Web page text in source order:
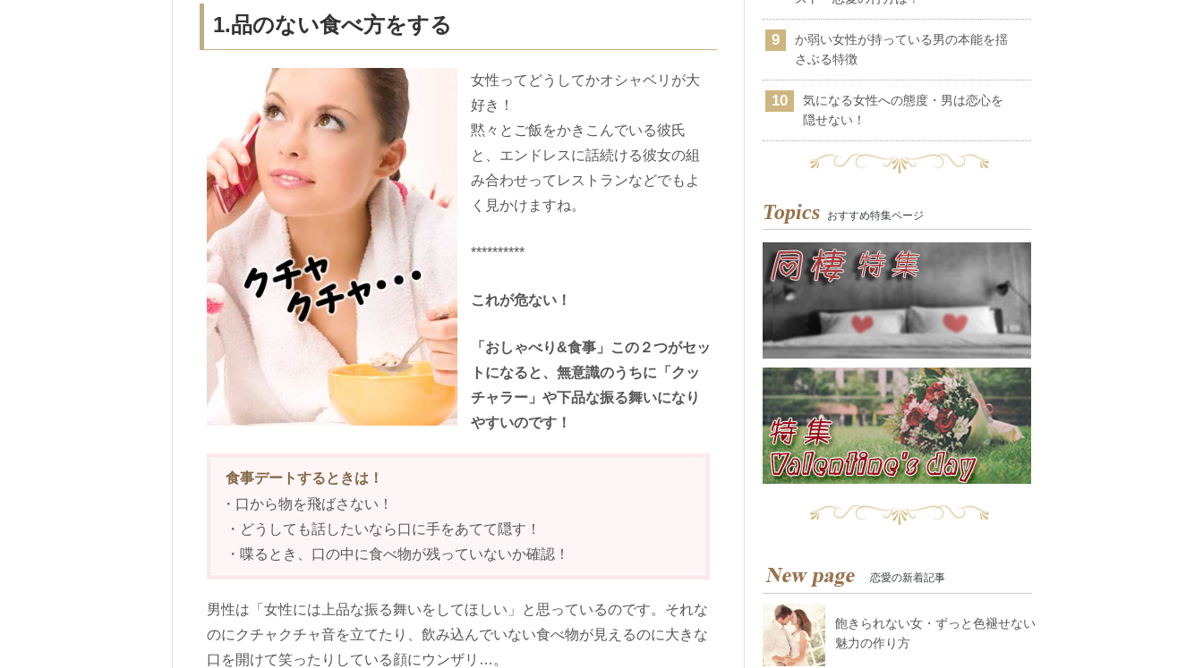
1.品のない食べ方をする
女性ってどうしてかオシャベリが大
好き！
黙々とご飯をかきこんでいる彼氏
と、エンドレスに話続ける彼女の組
み合わせってレストランなどでもよ
く見かけますね。
**********
これが危ない！
「おしゃべり&食事」この２つがセッ
トになると、無意識のうちに「クッ
チャラー」や下品な振る舞いになり
やすいのです！
食事デートするときは！
・口から物を飛ばさない！
・どうしても話したいなら口に手をあてて隠す！
・喋るとき、口の中に食べ物が残っていないか確認！
男性は「女性には上品な振る舞いをしてほしい」と思っているのです。それな
のにクチャクチャ音を立てたり、飲み込んでいない食べ物が見えるのに大きな
口を開けて笑ったりしている顔にウンザリ…。
か弱い女性が持っている男の本能を揺
さぶる特徴
気になる女性への態度・男は恋心を
隠せない！
Topics おすすめ特集ページ
恋愛の新着記事
飽きられない女・ずっと色褪せない
魅力の作り方